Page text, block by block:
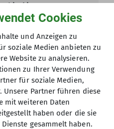
nimmt Sie mit auf eine
und zeigt, wie
Naturlandschaften
befindet.
Cookies
und Anzeigen zu
soziale Medien anbieten zu
Website zu analysieren.
zu Ihrer Verwendung
für soziale Medien,
Unsere Partner führen diese
mit weiteren Daten
haben oder die sie
gesammelt haben.